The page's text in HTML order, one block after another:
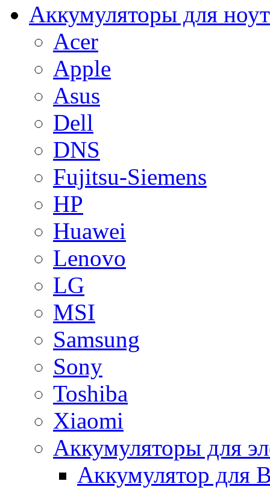
Аккумуляторы для
Acer
Apple
Asus
Dell
DNS
Fujitsu-Siemens
HP
Huawei
Lenovo
LG
MSI
Samsung
Sony
Toshiba
Xiaomi
Аккумуляторы для
Аккумулятор для